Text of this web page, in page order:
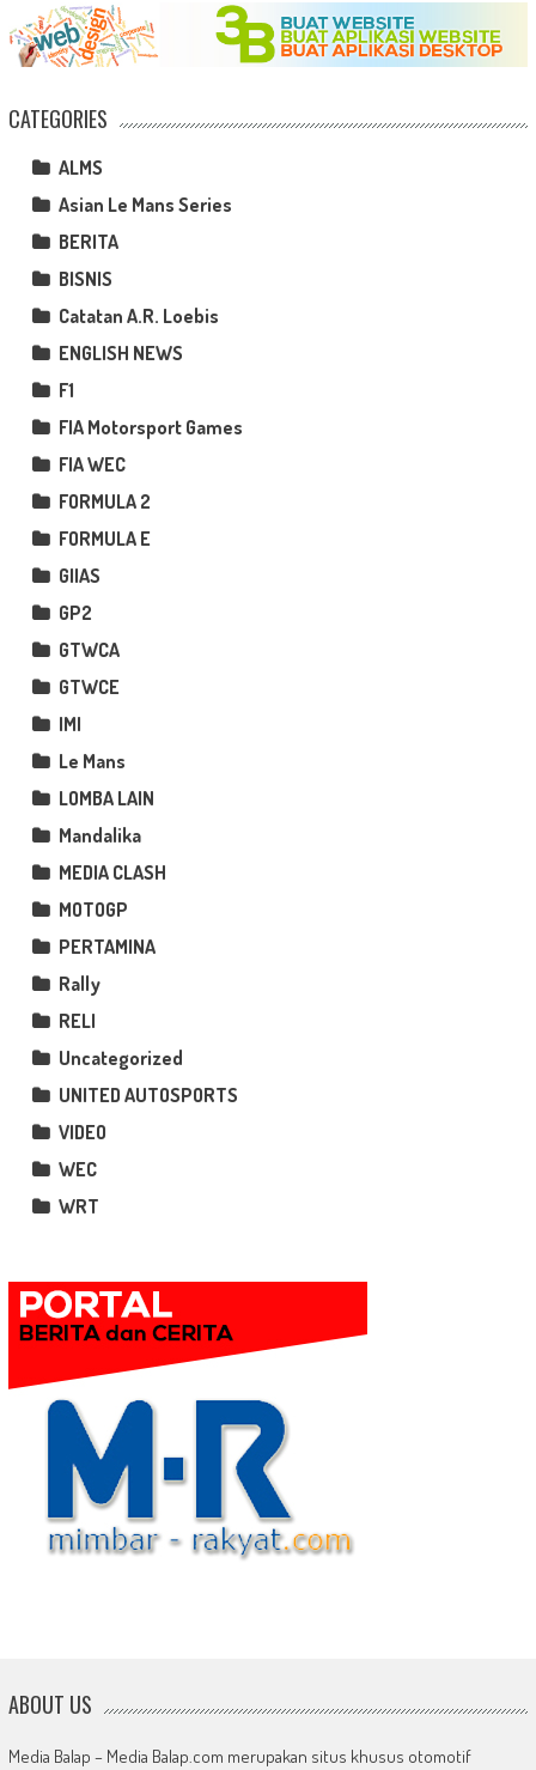
CATEGORIES
ALMS
Asian Le Mans Series
BERITA
BISNIS
Catatan A.R. Loebis
ENGLISH NEWS
F1
FIA Motorsport Games
FIA WEC
FORMULA 2
FORMULA E
GIIAS
GP2
GTWCA
GTWCE
IMI
Le Mans
LOMBA LAIN
Mandalika
MEDIA CLASH
MOTOGP
PERTAMINA
Rally
RELI
Uncategorized
UNITED AUTOSPORTS
VIDEO
WEC
WRT
ABOUT US
Media Balap – Media Balap.com merupakan situs khusus otomotif